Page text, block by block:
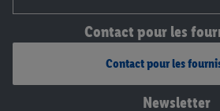
Contact pour les
Contact pour les
Newsletter